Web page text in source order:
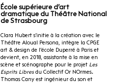
École supérieure d’art
dramatique du Théâtre National
de Strasbourg
Clara Hubert s’initie à la création avec le
Théâtre Aloual Persona, intègre la CPGE
art & design de l’école Duperré à Paris et
devient, en 2018, assistante à la mise en
scène et scénographe pour le projet Les
Esprits Libres du Collectif Or NOrmes.
Thomas Cany est ingénieur du son et